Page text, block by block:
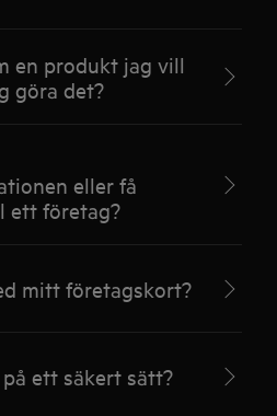
en produkt jag vill
göra det?
eller få
ett företag?
mitt företagskort?
ett säkert sätt?